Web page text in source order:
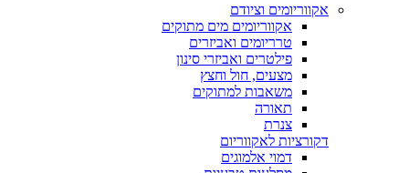
אקווריומים וציודם
אקווריומים מים מתוקים
טרריומים ואביזרים
פילטרים ואביזרי סינון
מצעים, חול וחצץ
משאבות למתוקים
תאורה
צנרת
דקורציות לאקווריום
דמוי אלמוגים